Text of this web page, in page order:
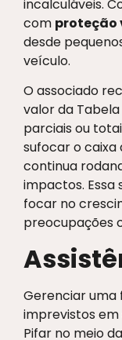
incalculáveis.
com proteção
desde
veículo.
O associado
valor da Tabela
parciais ou
sufocar o caixa
continua
impactos.
focar no
preocupações
Gerenciar uma
imprevistos em
Pifar no meio